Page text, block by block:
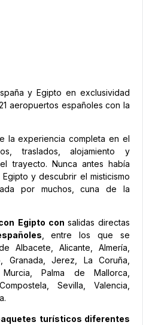
y Egipto en exclusividad
aeropuertos españoles con la
la experiencia completa en el
traslados, alojamiento y
trayecto. Nunca antes había
y descubrir el misticismo
por muchos, cuna de la
Egipto con salidas directas
,entre los que se
Albacete, Alicante, Almería,
Granada, Jerez, La Coruña,
Palma de Mallorca,
Sevilla, Valencia,
turísticos diferentes